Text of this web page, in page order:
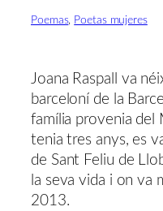
Poemas, Poetas mujeres
Joana Raspall va
barceloní de la
família provenia del
tenia tres anys, es
de Sant Feliu de
la seva vida i on va
2013.